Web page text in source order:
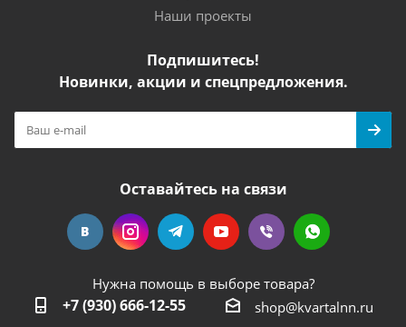
Наши проекты
Подпишитесь!
Новинки, акции и спецпредложения.
Оставайтесь на связи
Нужна помощь в выборе товара?
+7 (930) 666-12-55 shop@kvartalnn.ru